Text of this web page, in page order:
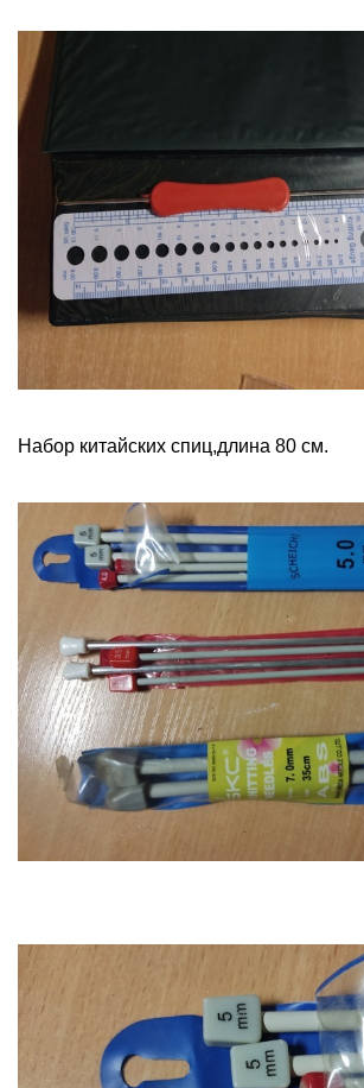
Набор китайских спиц,длина 80 см.